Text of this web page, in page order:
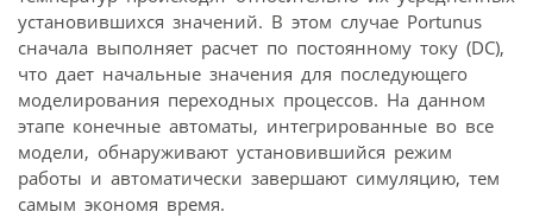
установившихся значений. В этом случае Portunus
сначала выполняет расчет по постоянному току (DC),
что дает начальные значения для последующего
моделирования переходных процессов. На данном
этапе конечные автоматы, интегрированные во все
модели, обнаруживают установившийся режим
работы и автоматически завершают симуляцию, тем
самым экономя время.